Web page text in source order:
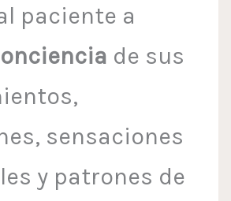
paciente a
de sus
sensaciones
y patrones de